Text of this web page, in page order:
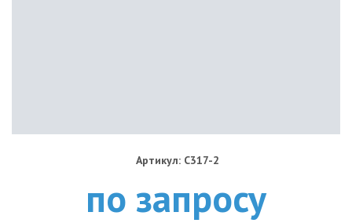
Артикул: C317-2
по запросу